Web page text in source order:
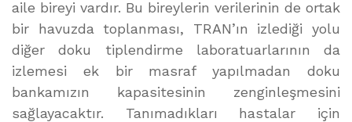
aile bireyi vardır. Bu bireylerin verilerinin de ortak
bir havuzda toplanması, TRAN’ın izlediği yolu
diğer doku tiplendirme laboratuarlarının da
izlemesi ek bir masraf yapılmadan doku
bankamızın kapasitesinin zenginleşmesini
sağlayacaktır. Tanımadıkları hastalar için